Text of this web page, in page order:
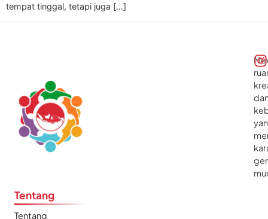
tempat tinggal, tetapi juga […]
Tentang
Tentang